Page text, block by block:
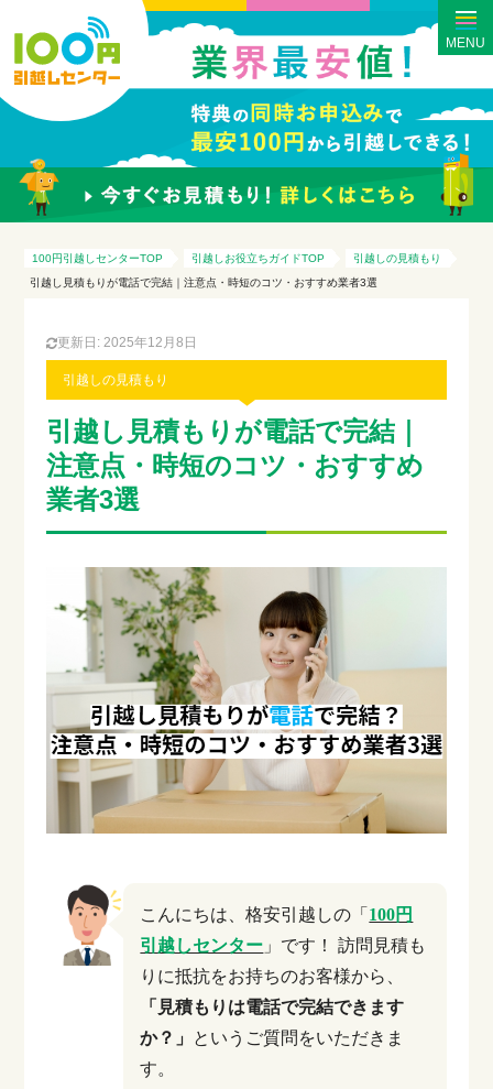
MENU
100円引越しセンターTOP 引越しお役立ちガイドTOP
引越しの見積もり
引越し見積もりが電話で完結｜注意点・時短のコツ・おすすめ業者3選
引越しの見積もり
更新日: 2025年12月8日
引越し見積もりが電話で完結｜
注意点・時短のコツ・おすすめ
業者3選
こんにちは、格安引越しの「 100円
引越しセンター 」です！
訪問見積も
りに抵抗をお持ちのお客様から、
「見積もりは電話で完結できます
か？」 というご質問をいただきま
す。